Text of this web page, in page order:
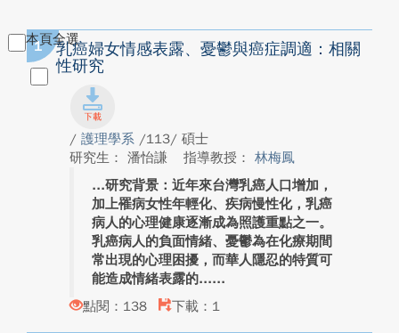
本頁全選
1
乳癌婦女情感表露、憂鬱與癌症調適：相關
性研究
/ 護理學系 /113/ 碩士
研究生： 潘怡謙
指導教授： 林梅鳳
研究背景：近年來台灣乳癌人口增加，
加上罹病女性年輕化、疾病慢性化，乳癌
病人的心理健康逐漸成為照護重點之一。
乳癌病人的負面情緒、憂鬱為在化療期間
常出現的心理困擾，而華人隱忍的特質可
能造成情緒表露的...
點閱：138
下載：1